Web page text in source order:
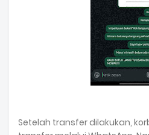
Setelah transfer dilakukan,